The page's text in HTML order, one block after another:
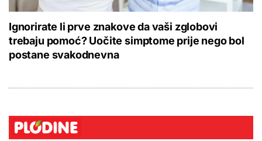
Ignorirate li prve znakove da vaši zglobovi
trebaju pomoć? Uočite simptome prije nego bol
postane svakodnevna